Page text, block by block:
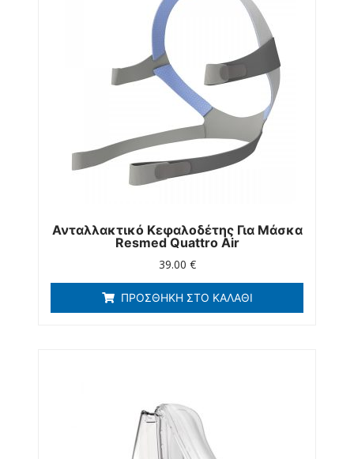
Ανταλλακτικό Κεφαλοδέτης Για Μάσκα
Resmed Quattro Air
39.00 €
ΠΡΟΣΘΉΚΗ ΣΤΟ ΚΑΛΆΘΙ